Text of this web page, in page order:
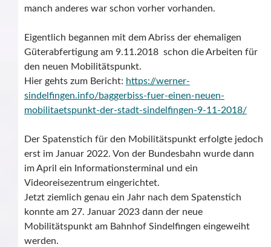
manch anderes war schon vorher vorhanden.
Eigentlich begannen mit dem Abriss der ehemaligen
Güterabfertigung am 9.11.2018 schon die Arbeiten für
den neuen Mobilitätspunkt.
Hier gehts zum Bericht: https://werner-
sindelfingen.info/baggerbiss-fuer-einen-neuen-
mobilitaetspunkt-der-stadt-sindelfingen-9-11-2018/
Der Spatenstich für den Mobilitätspunkt erfolgte jedoch
erst im Januar 2022. Von der Bundesbahn wurde dann
im April ein Informationsterminal und ein
Videoreisezentrum eingerichtet.
Jetzt ziemlich genau ein Jahr nach dem Spatenstich
konnte am 27. Januar 2023 dann der neue
Mobilitätspunkt am Bahnhof Sindelfingen eingeweiht
werden.